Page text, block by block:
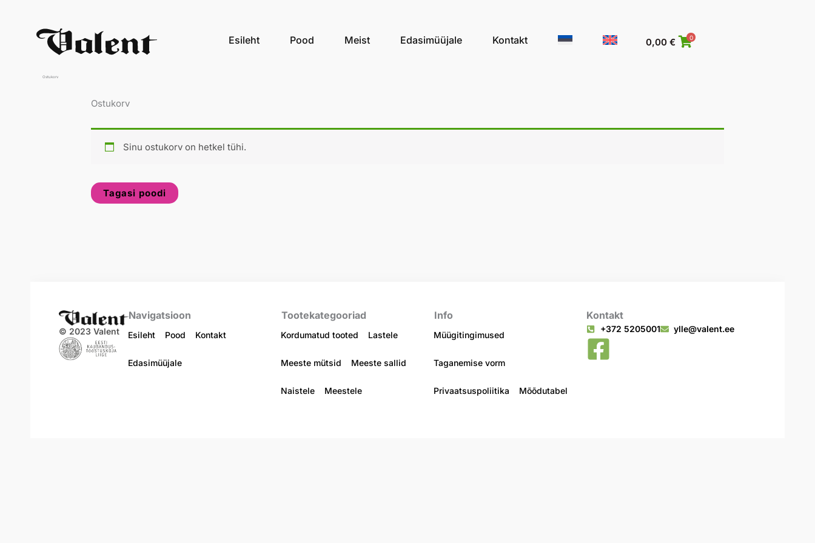
content
Esileht Pood Meist Edasimüüjale Kontakt 0,00€ 0
Ostukorv
Ostukorv
Sinu ostukorv on hetkel tühi.
Tagasi poodi
© 2023 Valent
Navigatsioon
Esileht Pood Kontakt
Edasimüüjale
Tootekategooriad
Kordumatud tooted Lastele
Meeste mütsid Meeste sallid
Naistele Meestele
Info
Müügitingimused
Taganemise vorm
Privaatsuspoliitika Mõõdutabel
Kontakt
+372 5205001 ylle@valent.ee